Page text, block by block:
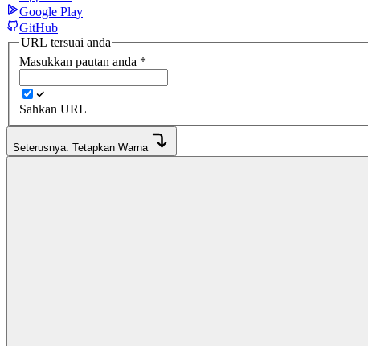
Google Play
GitHub
URL tersuai anda
Masukkan pautan anda *
Sahkan URL
Seterusnya: Tetapkan Warna